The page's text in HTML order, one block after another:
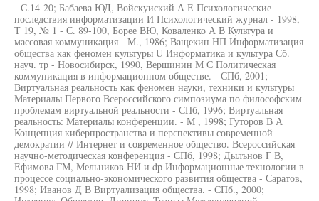
- С.14-20; Бабаева ЮД, Войскуиский А Е Психологические
последствия информатизации И Психологический журнал - 1998,
Т 19, № 1 - С. 89-100, Борее ВЮ, Коваленко А В Культура и
массовая коммуникация - М., 1986; Ващекин НП Информатизация
общества как феномен культуры U Информатика и культура Сб.
науч. тр - Новосибирск, 1990, Вершинин М С Политическая
коммуникация в информационном обществе. - СПб, 2001;
Виртуальная реальность как феномен науки, техники и культуры
Материалы Первого Всероссийского симпозиума по философским
проблемам виртуальной реальности - СПб, 1996; Виртуальная
реальность: Материалы конференции. - М , 1998; Гуторов В А
Концепция киберпространства и перспективы современной
демократии // Интернет и современное общество. Всероссийская
научно-методическая конференция - СПб, 1998; Дылънов Г В,
Ефимова ГМ, Мельников НИ и dp Информационные технологии в
процессе социально-экономического развития общества - Саратов,
1998; Иванов Д В Виртуализация общества. - СПб., 2000;